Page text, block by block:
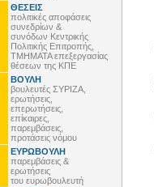
ΘΕΣΕΙΣ
πολιτικές αποφάσεις
συνεδρίων &
συνόδων Κεντρικής
Πολιτικής Επιτροπής,
ΤΜΗΜΑΤΑ επεξεργασίας
θέσεων της ΚΠΕ
ΒΟΥΛΗ
βουλευτές ΣΥΡΙΖΑ,
ερωτήσεις,
επερωτήσεις,
επίκαιρες,
παρεμβάσεις,
προτάσεις νόμου
ΕΥΡΩΒΟΥΛΗ
παρεμβάσεις &
ερωτήσεις
του ευρωβουλευτή